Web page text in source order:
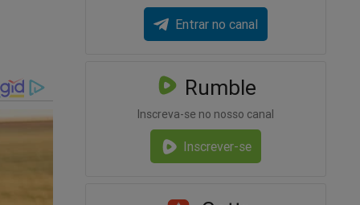
no mês
da
Entrar no canal
Rumble
Inscreva-se no nosso canal
Inscrever-se